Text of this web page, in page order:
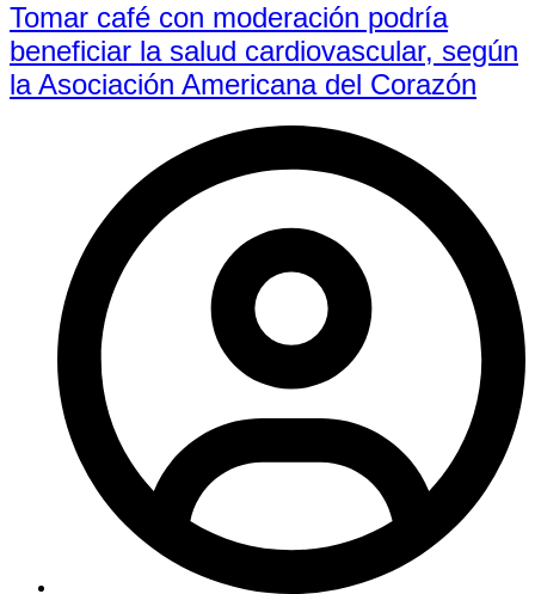
Tomar café con moderación podría
beneficiar la salud cardiovascular, según
la Asociación Americana del Corazón